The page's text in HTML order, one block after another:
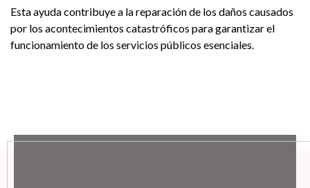
Esta ayuda contribuye a la reparación de los daños causados
por los acontecimientos catastróficos para garantizar el
funcionamiento de los servicios públicos esenciales.